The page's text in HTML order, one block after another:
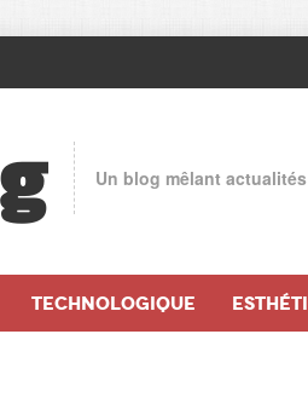
Un blog mêlant
TECHNOLOGIQUE